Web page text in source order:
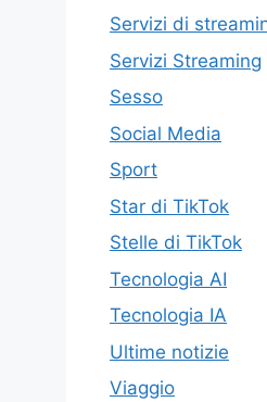
Servizi di
Servizi Streaming
Sesso
Social Media
Sport
Star di TikTok
Stelle di TikTok
Tecnologia AI
Tecnologia IA
Ultime notizie
Viaggio